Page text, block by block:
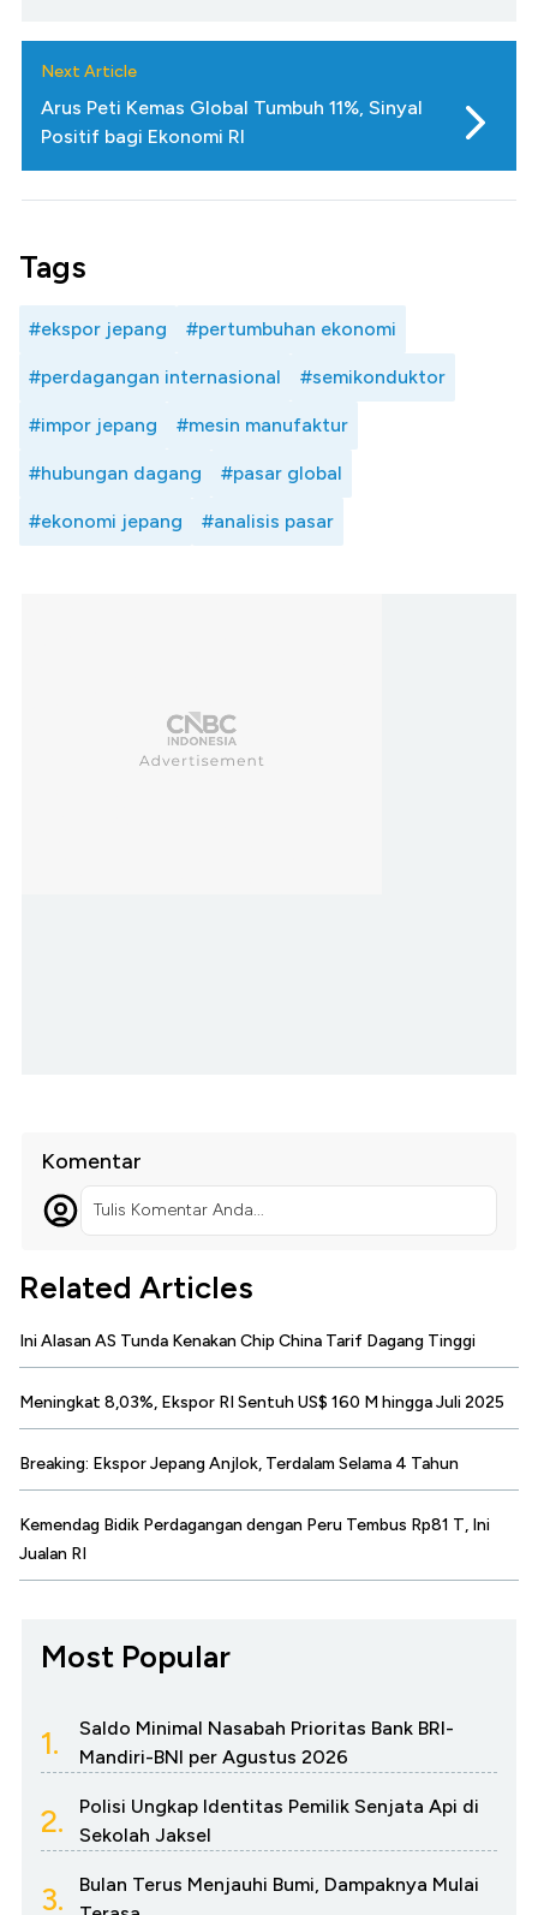
Next Article
Arus Peti Kemas Global Tumbuh 11%, Sinyal
Positif bagi Ekonomi RI
Tags
#ekspor jepang #pertumbuhan ekonomi
#perdagangan internasional #semikonduktor
#impor jepang #mesin manufaktur
#hubungan dagang #pasar global
#ekonomi jepang #analisis pasar
Komentar
Tulis Komentar Anda...
Related Articles
Ini Alasan AS Tunda Kenakan Chip China Tarif Dagang Tinggi
Meningkat 8,03%, Ekspor RI Sentuh US$ 160 M hingga Juli 2025
Breaking: Ekspor Jepang Anjlok, Terdalam Selama 4 Tahun
Kemendag Bidik Perdagangan dengan Peru Tembus Rp81 T, Ini
Jualan RI
Most Popular
1.
Saldo Minimal Nasabah Prioritas Bank BRI-
Mandiri-BNI per Agustus 2026
2.
Polisi Ungkap Identitas Pemilik Senjata Api di
Sekolah Jaksel
3.
Bulan Terus Menjauhi Bumi, Dampaknya Mulai